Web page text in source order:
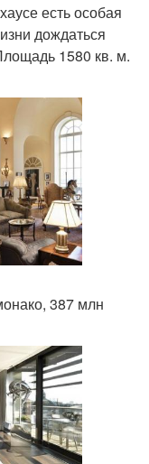
есть особая
дождаться
1580 кв. м.
387 млн